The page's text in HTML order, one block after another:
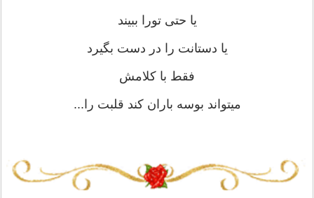
یا حتی تورا ببیند
یا دستانت را در دست بگیرد
فقط با کلامش
میتواند بوسه باران کند قلبت را.‌‌‌..